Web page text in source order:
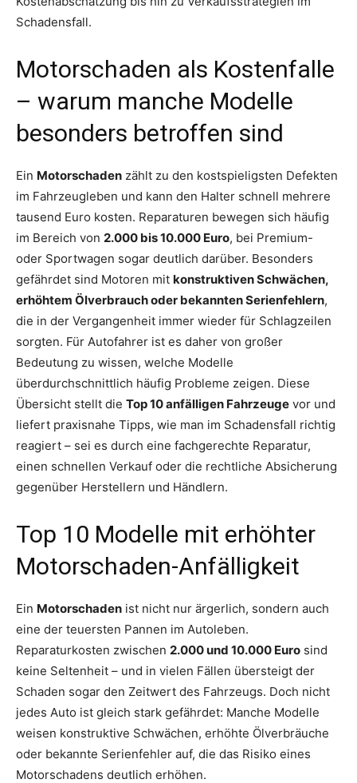
Schadensfall.
Motorschaden als Kostenfalle
– warum manche Modelle
besonders betroffen sind
Ein Motorschaden zählt zu den kostspieligsten Defekten
im Fahrzeugleben und kann den Halter schnell mehrere
tausend Euro kosten. Reparaturen bewegen sich häufig
im Bereich von 2.000 bis 10.000 Euro, bei Premium-
oder Sportwagen sogar deutlich darüber. Besonders
gefährdet sind Motoren mit konstruktiven Schwächen,
erhöhtem Ölverbrauch oder bekannten Serienfehlern,
die in der Vergangenheit immer wieder für Schlagzeilen
sorgten. Für Autofahrer ist es daher von großer
Bedeutung zu wissen, welche Modelle
überdurchschnittlich häufig Probleme zeigen. Diese
Übersicht stellt die Top 10 anfälligen Fahrzeuge vor und
liefert praxisnahe Tipps, wie man im Schadensfall richtig
reagiert – sei es durch eine fachgerechte Reparatur,
einen schnellen Verkauf oder die rechtliche Absicherung
gegenüber Herstellern und Händlern.
Top 10 Modelle mit erhöhter
Motorschaden-Anfälligkeit
Ein Motorschaden ist nicht nur ärgerlich, sondern auch
eine der teuersten Pannen im Autoleben.
Reparaturkosten zwischen 2.000 und 10.000 Euro sind
keine Seltenheit – und in vielen Fällen übersteigt der
Schaden sogar den Zeitwert des Fahrzeugs. Doch nicht
jedes Auto ist gleich stark gefährdet: Manche Modelle
weisen konstruktive Schwächen, erhöhte Ölverbräuche
oder bekannte Serienfehler auf, die das Risiko eines
Motorschadens deutlich erhöhen.